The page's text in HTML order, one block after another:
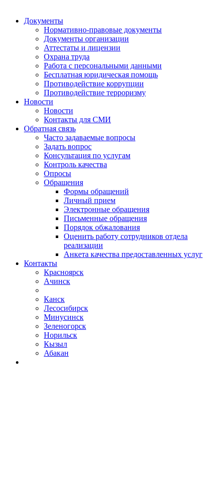
Документы
Нормативно-правовые документы
Документы организации
Аттестаты и лицензии
Охрана труда
Работа с персональными данными
Бесплатная юридическая помощь
Противодействие коррупции
Противодействие терроризму
Новости
Новости
Контакты для СМИ
Обратная связь
Часто задаваемые вопросы
Задать вопрос
Консультация по услугам
Контроль качества
Опросы
Обращения
Формы обращений
Личный прием
Электронные обращения
Письменные обращения
Порядок обжалования
Оценить работу сотрудников отдела
реализации
Анкета качества предоставленных услуг
Контакты
Красноярск
Ачинск
Канск
Лесосибирск
Минусинск
Зеленогорск
Норильск
Кызыл
Абакан